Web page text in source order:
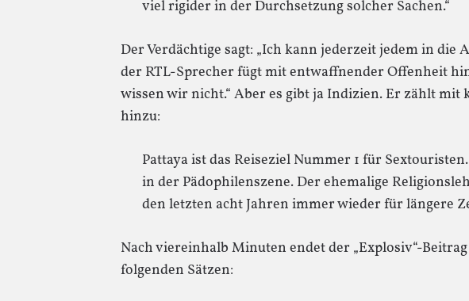
viel rigider in der Durchsetzung solcher Sachen.“
Der Verdächtige sagt: „Ich kann jederzeit jedem in die
der RTL-Sprecher fügt mit entwaffnender Offenheit
wissen wir nicht.“ Aber es gibt ja Indizien. Er zählt mit
hinzu:
Pattaya ist das Reiseziel Nummer 1 für
in der Pädophilenszene. Der ehemalige
den letzten acht Jahren immer wieder für längere
Nach viereinhalb Minuten endet der „Explosiv“-
folgenden Sätzen: